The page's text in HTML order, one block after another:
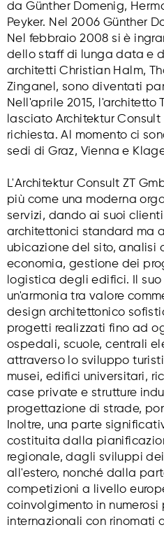
da Günther Domenig,
Peyker. Nel 2006 Günther
Nel febbraio 2008 si è
dello staff di lunga data e
architetti Christian Halm,
Zinganel, sono diventati
Nell'aprile 2015, l'architetto
lasciato Architektur Consult
richiesta. Al momento ci
sedi di Graz, Vienna e
L'Architektur Consult ZT
più come una moderna
servizi, dando ai suoi
architettonici standard ma
ubicazione del sito, analisi
economia, gestione dei
logistica degli edifici. Il
un'armonia tra valore
design architettonico
progetti realizzati fino ad
ospedali, scuole, centrali
attraverso lo sviluppo
musei, edifici universitari,
case private e strutture
progettazione di strade,
Inoltre, una parte
costituita dalla
regionale, dagli sviluppi
all'estero, nonché dalla
competizioni a livello
coinvolgimento in
internazionali con rinomati